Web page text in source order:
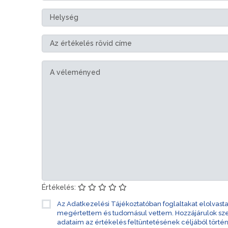
Értékelés:
Az Adatkezelési Tájékoztatóban foglaltakat
megértettem és tudomásul vettem. Hozzájárulok
adataim az értékelés feltüntetésének céljából